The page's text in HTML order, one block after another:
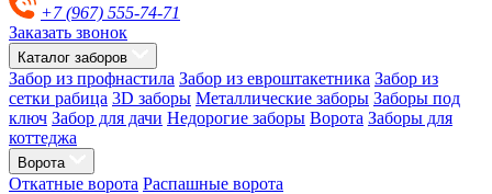
+7 (967) 555-74-71
Заказать звонок
Каталог заборов
Забор из профнастила Забор из евроштакетника Забор из
сетки рабица 3D заборы Металлические заборы Заборы под
ключ Забор для дачи Недорогие заборы Ворота Заборы для
коттеджа
Ворота
Откатные ворота Распашные ворота